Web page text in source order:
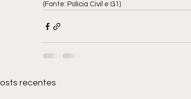
(Fonte: Polícia Civil e G1)
recentes